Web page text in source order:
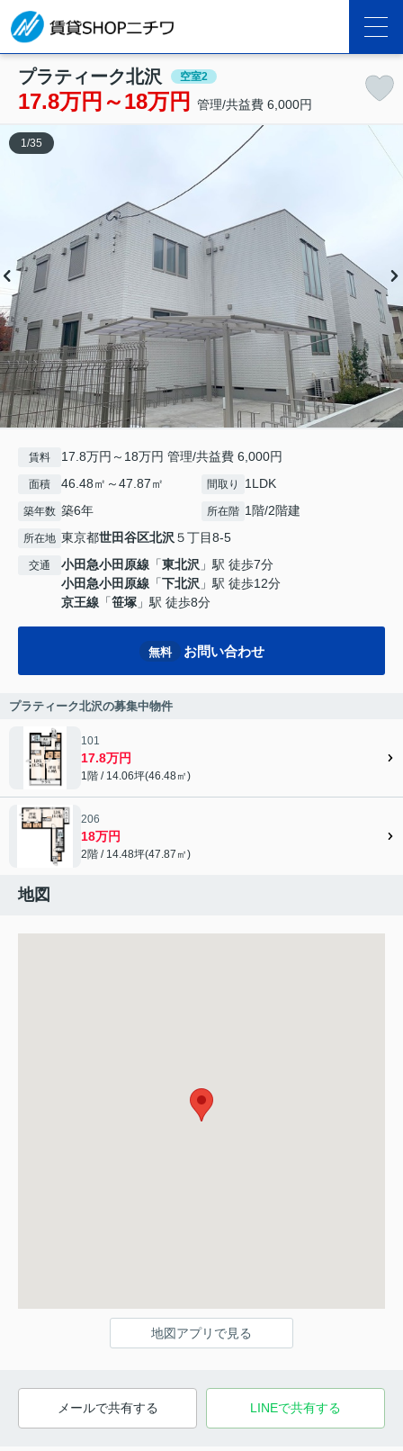
プラティーク北沢 空室2
17.8万円～18万円 管理/共益費 6,000円
1 /35
賃料 17.8万円～18万円 管理/共益費 6,000円
面積 46.48㎡～47.87㎡ 間取り 1LDK
築年数 築6年 所在階 1階/2階建
所在地 東京都世田谷区北沢 ５丁目8-5
交通 小田急小田原線 「東北沢 」駅 徒歩7分
小田急小田原線 「下北沢 」駅 徒歩12分
京王線 「笹塚 」駅 徒歩8分
無料 お問い合わせ
プラティーク北沢の募集中物件
101
17.8万円
1階 / 14.06坪(46.48㎡)
206
18万円
2階 / 14.48坪(47.87㎡)
地図
地図アプリで見る
メールで共有する LINEで共有する